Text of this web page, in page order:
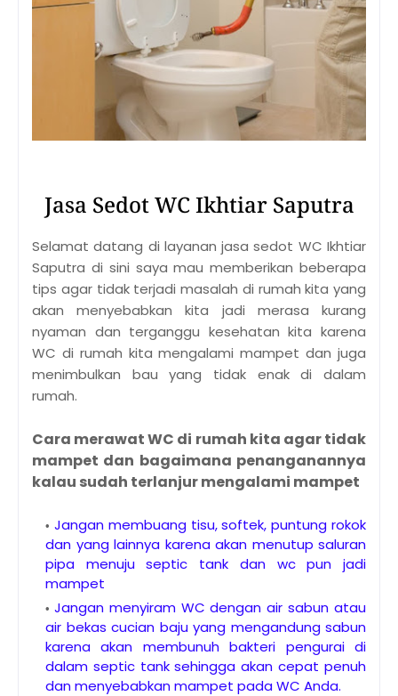
Jasa Sedot WC Ikhtiar Saputra
Selamat datang di layanan jasa sedot WC Ikhtiar
Saputra di sini saya mau memberikan beberapa
tips agar tidak terjadi masalah di rumah kita yang
akan menyebabkan kita jadi merasa kurang
nyaman dan terganggu kesehatan kita karena
WC di rumah kita mengalami mampet dan juga
menimbulkan bau yang tidak enak di dalam
rumah.
Cara merawat WC di rumah kita agar tidak
mampet dan bagaimana penanganannya
kalau sudah terlanjur mengalami mampet
Jangan membuang tisu, softek, puntung rokok
dan yang lainnya karena akan menutup saluran
pipa menuju septic tank dan wc pun jadi
mampet
Jangan menyiram WC dengan air sabun atau
air bekas cucian baju yang mengandung sabun
karena akan membunuh bakteri pengurai di
dalam septic tank sehingga akan cepat penuh
dan menyebabkan mampet pada WC Anda.